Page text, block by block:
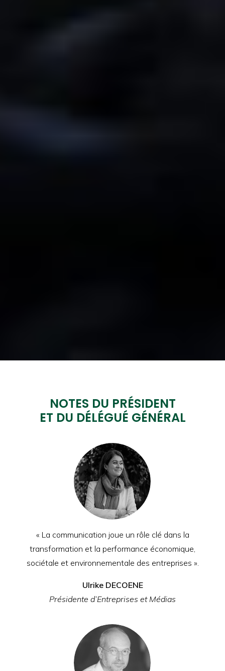
NOTES DU PRÉSIDENT
ET DU DÉLÉGUÉ GÉNÉRAL
« La communication joue un rôle clé dans la
transformation et la performance économique,
sociétale et environnementale des entreprises ».
Ulrike DECOENE
Présidente d’Entreprises et Médias